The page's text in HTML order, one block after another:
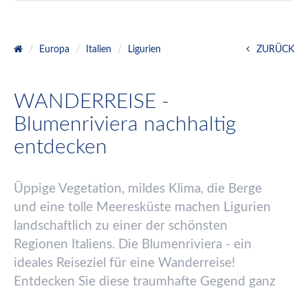
Europa Italien Ligurien ZURÜCK
WANDERREISE -
Blumenriviera nachhaltig
entdecken
Üppige Vegetation, mildes Klima, die Berge
und eine tolle Meeresküste machen Ligurien
landschaftlich zu einer der schönsten
Regionen Italiens. Die Blumenriviera - ein
ideales Reiseziel für eine Wanderreise!
Entdecken Sie diese traumhafte Gegend ganz